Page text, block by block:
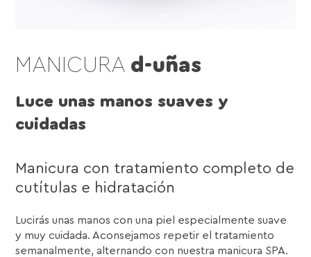
MANICURA d-uñas
Luce unas manos suaves y
cuidadas
Manicura con tratamiento completo de
cutítulas e hidratación
Lucirás unas manos con una piel especialmente suave
y muy cuidada. Aconsejamos repetir el tratamiento
semanalmente, alternando con nuestra manicura SPA.